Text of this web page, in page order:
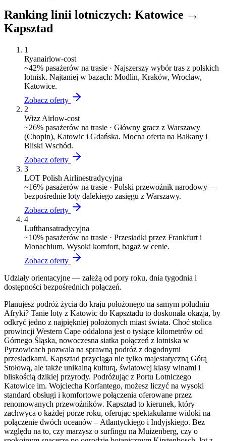
Ranking linii lotniczych: Katowice →
Kapsztad
1
Ryanairlow-cost
~42% pasażerów na trasie · Najszerszy wybór tras z polskich
lotnisk. Najtaniej w bazach: Modlin, Kraków, Wrocław,
Katowice.
Zobacz oferty
2
Wizz Airlow-cost
~26% pasażerów na trasie · Główny gracz z Warszawy
(Chopin), Katowic i Gdańska. Mocna oferta na Bałkany i
Bliski Wschód.
Zobacz oferty
3
LOT Polish Airlinestradycyjna
~16% pasażerów na trasie · Polski przewoźnik narodowy —
bezpośrednie loty dalekiego zasięgu z Warszawy.
Zobacz oferty
4
Lufthansatradycyjna
~10% pasażerów na trasie · Przesiadki przez Frankfurt i
Monachium. Wysoki komfort, bagaż w cenie.
Zobacz oferty
Udziały orientacyjne — zależą od pory roku, dnia tygodnia i
dostępności bezpośrednich połączeń.
Planujesz podróż życia do kraju położonego na samym południu
Afryki? Tanie loty z Katowic do Kapsztadu to doskonała okazja, by
odkryć jedno z najpiękniej położonych miast świata. Choć stolica
prowincji Western Cape oddalona jest o tysiące kilometrów od
Górnego Śląska, nowoczesna siatka połączeń z lotniska w
Pyrzowicach pozwala na sprawną podróż z dogodnymi
przesiadkami. Kapsztad przyciąga nie tylko majestatyczną Górą
Stołową, ale także unikalną kulturą, światowej klasy winami i
bliskością dzikiej przyrody. Podróżując z Portu Lotniczego
Katowice im. Wojciecha Korfantego, możesz liczyć na wysoki
standard obsługi i komfortowe połączenia oferowane przez
renomowanych przewoźników. Kapsztad to kierunek, który
zachwyca o każdej porze roku, oferując spektakularne widoki na
połączenie dwóch oceanów – Atlantyckiego i Indyjskiego. Bez
względu na to, czy marzysz o surfingu na Muizenberg, czy o